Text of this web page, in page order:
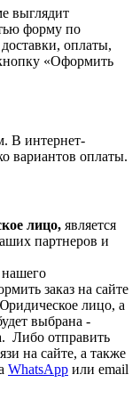
выглядит
форму по
оплаты,
«Оформить
В интернет-
вариантов оплаты.
лицо, является
партнеров и
нашего
заказ на сайте
лицо, а
выбрана -
Либо отправить
на сайте, а также
WhatsApp или email